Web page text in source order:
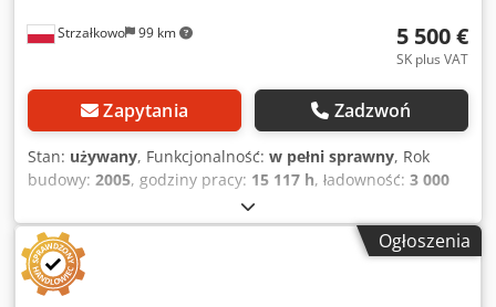
Strzałkowo 99 km 5 500 €
SK plus VAT
Zapytania Zadzwoń
Stan: używany, Funkcjonalność: w pełni sprawny, Rok
budowy: 2005, godziny pracy: 15 117 h, ładowność: 3 000
3 450 mm
elektryczny, typ masztu:Simplex, wysokość konstrukcyjna:
2 448 mm
, Elektryczny wózek widłowy
4-kołowy Typ masztu: standardowy Csdjzri Huepfx Agnerf
Stan: gotowy do użycia i w pełni sprawny Stan techniczny:
Ogłoszenia